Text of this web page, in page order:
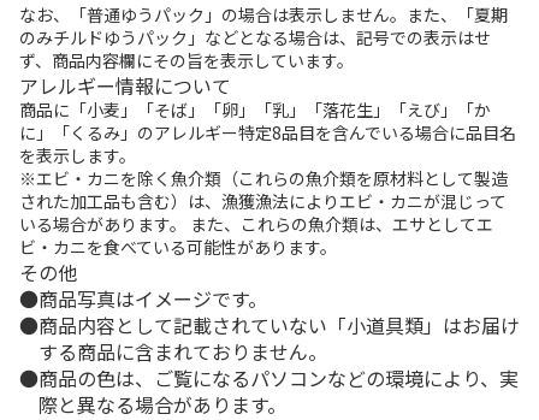
なお、「普通ゆうパック」の場合は表示しません。また、「夏期
のみチルドゆうパック」などとなる場合は、記号での表示はせ
ず、商品内容欄にその旨を表示しています。
アレルギー情報について
商品に「小麦」「そば」「卵」「乳」「落花生」「えび」「か
に」「くるみ」のアレルギー特定8品目を含んでいる場合に品目名
を表示します。
※エビ・カニを除く魚介類（これらの魚介類を原材料として製造
された加工品も含む）は、漁獲漁法によりエビ・カニが混じって
いる場合があります。 また、これらの魚介類は、エサとしてエ
ビ・カニを食べている可能性があります。
その他
商品写真はイメージです。
商品内容として記載されていない「小道具類」はお届け
する商品に含まれておりません。
商品の色は、ご覧になるパソコンなどの環境により、実
際と異なる場合があります。